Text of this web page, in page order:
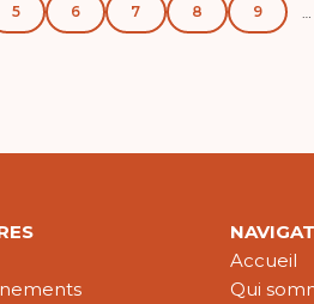
5 6 7 8 9
Accueil
Qui